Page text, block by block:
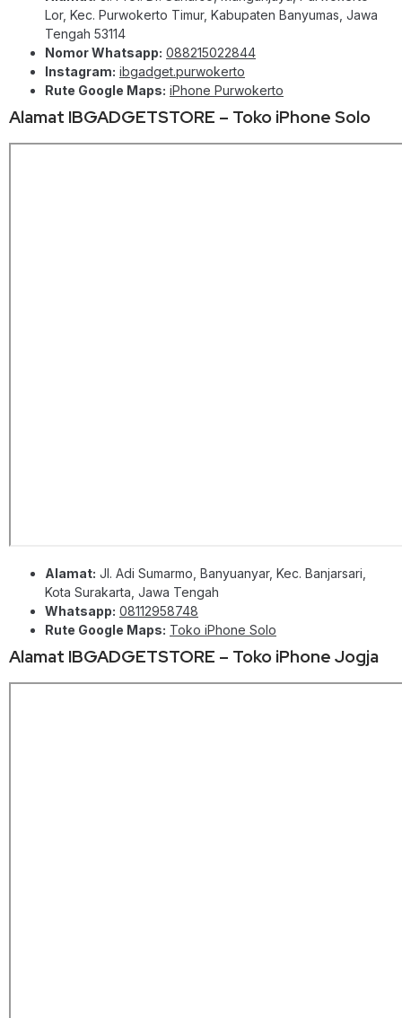
Lor, Kec. Purwokerto Timur, Kabupaten Banyumas, Jawa
Tengah 53114
Nomor Whatsapp: 088215022844
Instagram: ibgadget.purwokerto
Rute Google Maps: iPhone Purwokerto
Alamat IBGADGETSTORE – Toko iPhone Solo
Alamat: Jl. Adi Sumarmo, Banyuanyar, Kec. Banjarsari,
Kota Surakarta, Jawa Tengah
Whatsapp: 08112958748
Rute Google Maps: Toko iPhone Solo
Alamat IBGADGETSTORE – Toko iPhone Jogja